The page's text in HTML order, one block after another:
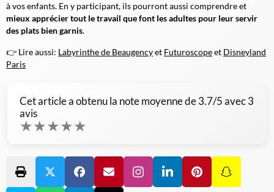
à vos enfants. En y participant, ils pourront aussi comprendre et
mieux apprécier tout le travail que font les adultes pour leur servir
des plats bien garnis.
👉 Lire aussi: Labyrinthe de Beaugencyet Futuroscopeet Disneyland
Paris
Cet article a obtenu la note moyenne de3.7/5 avec3
avis
★★★★★